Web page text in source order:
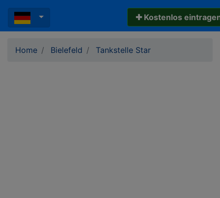
✚ Kostenlos
Home Bielefeld Tankstelle Star